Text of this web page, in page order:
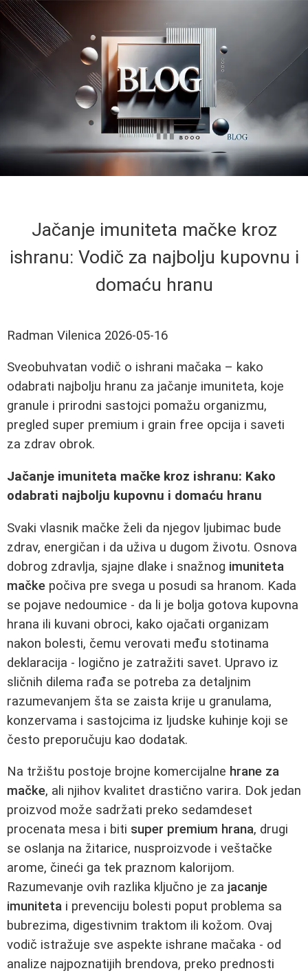
Jačanje imuniteta mačke kroz
ishranu: Vodič za najbolju kupovnu i
domaću hranu
Radman Vilenica 2026-05-16
Sveobuhvatan vodič o ishrani mačaka – kako
odabrati najbolju hranu za jačanje imuniteta, koje
granule i prirodni sastojci pomažu organizmu,
pregled super premium i grain free opcija i saveti
za zdrav obrok.
Jačanje imuniteta mačke kroz ishranu: Kako
odabrati najbolju kupovnu i domaću hranu
Svaki vlasnik mačke želi da njegov ljubimac bude
zdrav, energičan i da uživa u dugom životu. Osnova
dobrog zdravlja, sjajne dlake i snažnog imuniteta
mačke počiva pre svega u posudi sa hranom. Kada
se pojave nedoumice - da li je bolja gotova kupovna
hrana ili kuvani obroci, kako ojačati organizam
nakon bolesti, čemu verovati među stotinama
deklaracija - logično je zatražiti savet. Upravo iz
sličnih dilema rađa se potreba za detaljnim
razumevanjem šta se zaista krije u granulama,
konzervama i sastojcima iz ljudske kuhinje koji se
često preporučuju kao dodatak.
Na tržištu postoje brojne komercijalne hrane za
mačke, ali njihov kvalitet drastično varira. Dok jedan
proizvod može sadržati preko sedamdeset
procenata mesa i biti super premium hrana, drugi
se oslanja na žitarice, nusproizvode i veštačke
arome, čineći ga tek praznom kalorijom.
Razumevanje ovih razlika ključno je za jacanje
imuniteta i prevenciju bolesti poput problema sa
bubrezima, digestivnim traktom ili kožom. Ovaj
vodič istražuje sve aspekte ishrane mačaka - od
analize najpoznatijih brendova, preko prednosti